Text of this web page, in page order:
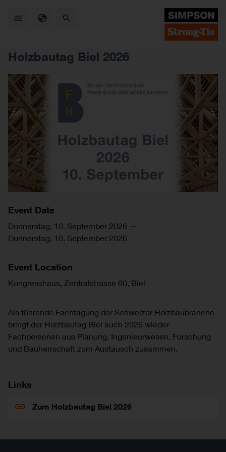
Holzbautag Biel 2026
Event Date
Donnerstag, 10. September 2026 —
Donnerstag, 10. September 2026
Event Location
Kongresshaus, Zentralstrasse 60, Biel
Als führende Fachtagung der Schweizer Holzbaubranche
bringt der Holzbautag Biel auch 2026 wieder
Fachpersonen aus Planung, Ingenieurwesen, Forschung
und Bauherrschaft zum Austausch zusammen.
Links
Zum Holzbautag Biel 2026